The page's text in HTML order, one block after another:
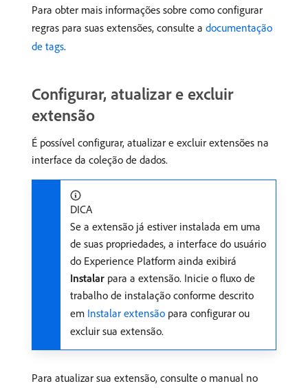
Para obter mais informações sobre como configurar
regras para suas extensões, consulte a documentação
de tags.
Configurar, atualizar e excluir
extensão
É possível configurar, atualizar e excluir extensões na
interface da coleção de dados.
DICA
Se a extensão já estiver instalada em uma
de suas propriedades, a interface do usuário
do Experience Platform ainda exibirá
Instalar para a extensão. Inicie o fluxo de
trabalho de instalação conforme descrito
em Instalar extensão para configurar ou
excluir sua extensão.
Para atualizar sua extensão, consulte o manual no